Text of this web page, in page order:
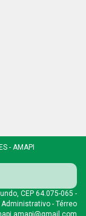
- AMAPI
CEP 64.075-065 -
Administrativo - Térreo